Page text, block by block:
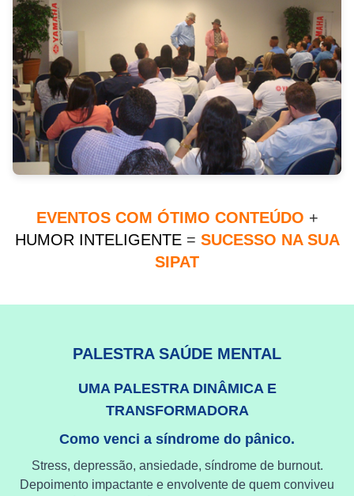
EVENTOS COM ÓTIMO CONTEÚDO +
HUMOR INTELIGENTE = SUCESSO NA SUA
SIPAT
PALESTRA SAÚDE MENTAL
UMA PALESTRA DINÂMICA E
TRANSFORMADORA
Como venci a síndrome do pânico.
Stress, depressão, ansiedade, síndrome de burnout.
Depoimento impactante e envolvente de quem conviveu